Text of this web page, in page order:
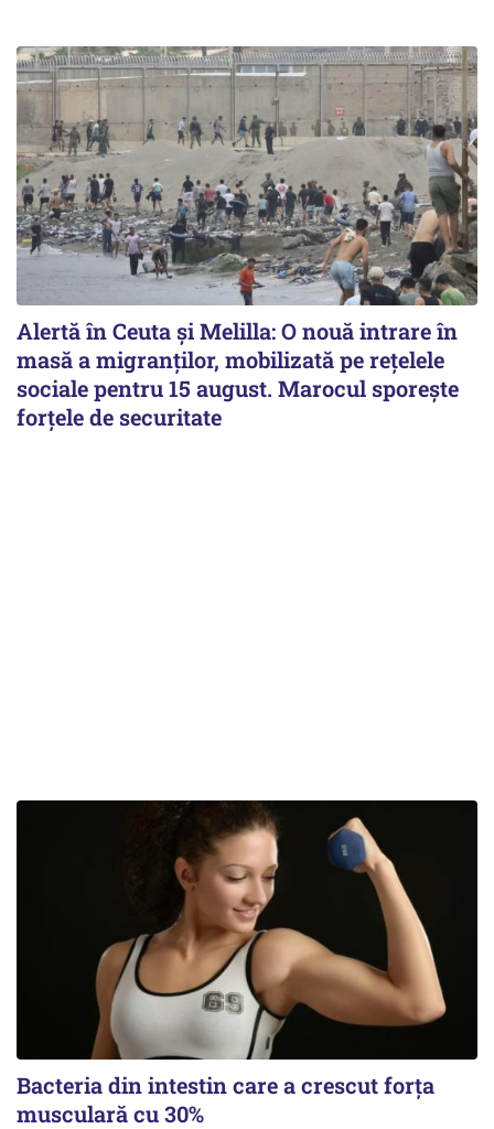
Alertă în Ceuta și Melilla: O nouă intrare în
masă a migranților, mobilizată pe rețelele
sociale pentru 15 august. Marocul sporește
forțele de securitate
Bacteria din intestin care a crescut forța
musculară cu 30%